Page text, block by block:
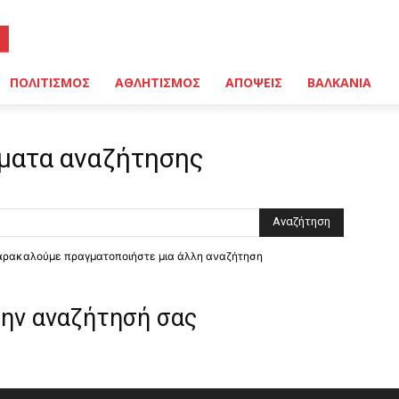
ΠΟΛΙΤΙΣΜΟΣ ΑΘΛΗΤΙΣΜΟΣ ΑΠΟΨΕΙΣ ΒΑΛΚΑΝΙΑ
αναζήτησης
πραγματοποιήστε μια άλλη αναζήτηση
αναζήτησή σας